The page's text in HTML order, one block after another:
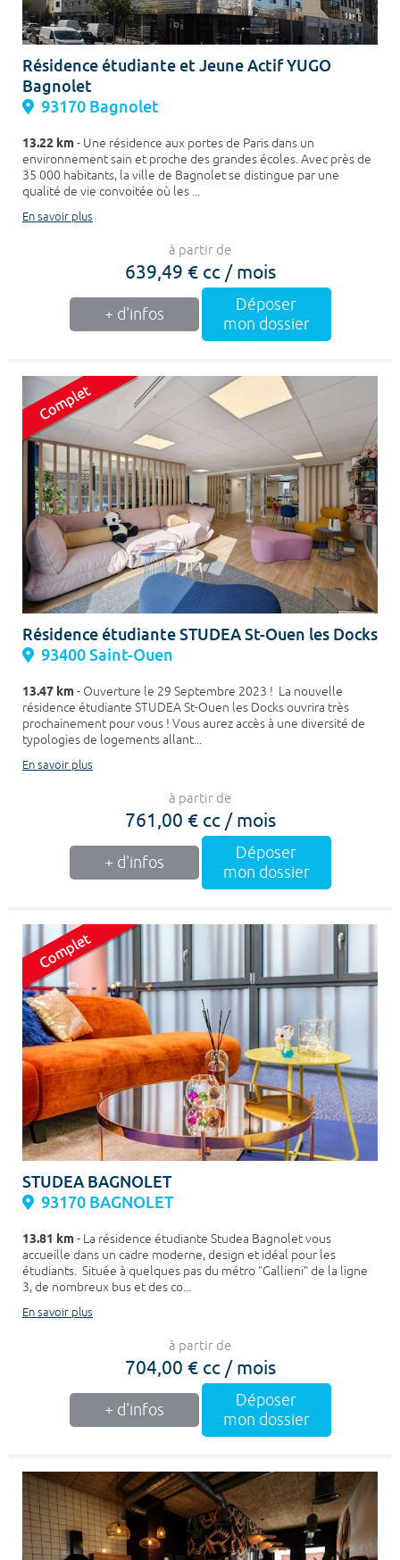
Résidence étudiante et Jeune Actif YUGO
Bagnolet
93170 Bagnolet
13.22 km- Une résidence aux portes de Paris dans un
environnement sain et proche des grandes écoles. Avec près de
35 000 habitants, la ville de Bagnolet se distingue par une
qualité de vie convoitée où les ...
En savoir plus
à partir de
639,49 € cc / mois
+ d'infos
Déposer
mon dossier
Résidence étudiante STUDEA St-Ouen les Docks
93400 Saint-Ouen
13.47 km- Ouverture le 29 Septembre 2023 ! La nouvelle
résidence étudiante STUDEA St-Ouen les Docks ouvrira très
prochainement pour vous ! Vous aurez accès à une diversité de
typologies de logements allant...
En savoir plus
à partir de
761,00 € cc / mois
+ d'infos
Déposer
mon dossier
STUDEA BAGNOLET
93170 BAGNOLET
13.81 km- La résidence étudiante Studea Bagnolet vous
accueille dans un cadre moderne, design et idéal pour les
étudiants. Située à quelques pas du métro "Gallieni" de la ligne
3, de nombreux bus et des co...
En savoir plus
à partir de
704,00 € cc / mois
+ d'infos
Déposer
mon dossier